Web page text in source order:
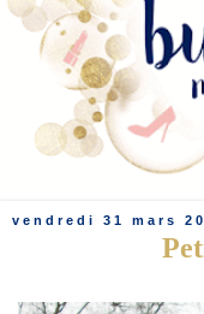
vendredi 31 mars